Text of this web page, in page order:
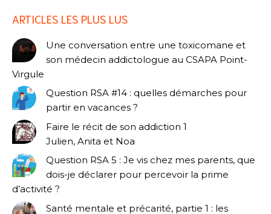
ARTICLES LES PLUS LUS
Une conversation entre une toxicomane et
son médecin addictologue au CSAPA Point-
Virgule
Question RSA #14 : quelles démarches pour
partir en vacances ?
Faire le récit de son addiction 1
Julien, Anita et Noa
Question RSA 5 : Je vis chez mes parents, que
dois-je déclarer pour percevoir la prime
d’activité ?
Santé mentale et précarité, partie 1 : les